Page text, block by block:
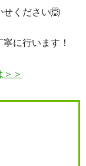
ください🙆
に行います！
＞